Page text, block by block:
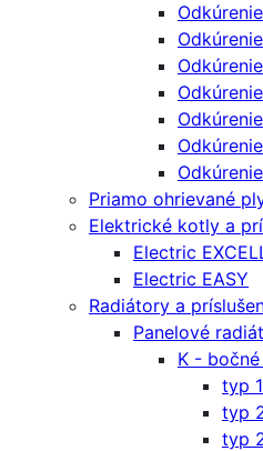
Priamo ohrievané
Elektrické kotly a
Electric
Electric EASY
Radiátory a
Panelové
K -
typ
typ
typ